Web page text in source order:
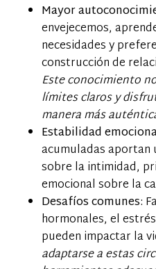
Mayor
envejecemos,
necesidades y
construcción de
Este conocimiento
límites claros y
manera más
Estabilidad
acumuladas aportan
sobre la intimidad,
emocional sobre la
Desafíos comunes:
hormonales, el
pueden impactar la
adaptarse a estas